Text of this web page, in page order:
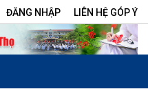
ĐĂNG NHẬP LIÊN HỆ GÓP Ý